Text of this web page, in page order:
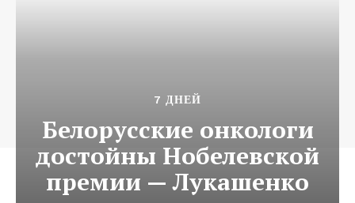
7 ДНЕЙ
Белорусские онкологи
достойны Нобелевской
премии — Лукашенко